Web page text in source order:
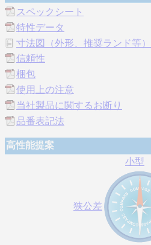
スペックシート
特性データ
寸法図（外形、推奨ランド等）
信頼性
梱包
使用上の注意
当社製品に関するお断り
品番表記法
高性能提案
小型
狭公差